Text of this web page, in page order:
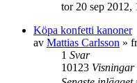
tor 20 sep 2012,
Köpa konfetti kanoner
av Mattias Carlsson »
1 Svar
10123 Visningar